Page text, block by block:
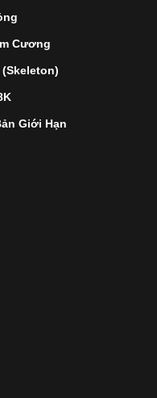
Cương
Giới Hạn